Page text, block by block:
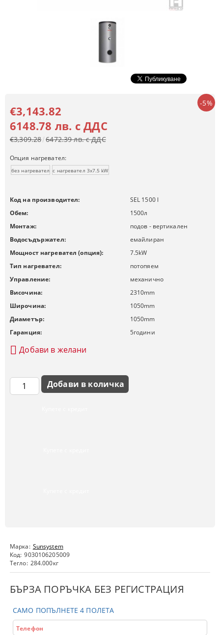
Марка: Sunsystem
Код: 9030106205009
Тегло: 284.000кг
БЪРЗА ПОРЪЧКА БЕЗ РЕГИСТРАЦИЯ
САМО ПОПЪЛНЕТЕ 4 ПОЛЕТА
-5%
€3,143.82
6148.78 лв. с ДДС
€3,309.28 6472.39 лв. с ДДС
Опция нагревател:
без нагревател с нагревател 3x7.5 kW
Код на производител:
SEL 1500 l
Обем:
1500л
Монтаж:
подов - вертикален
Водосъдържател:
емайлиран
Мощност нагревател (опция):
7.5kW
Тип нагревател:
потопяем
Управление:
механично
Височина:
2310mm
Широчина:
1050mm
Диаметър:
1050mm
Гаранция:
5години
Добави в желани